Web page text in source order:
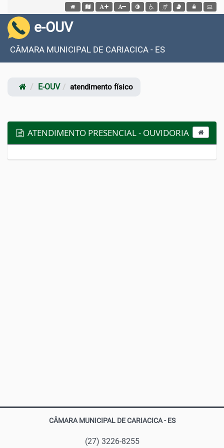
Acessar página inicial do site
Acessar o mapa do site
Ação para aumentar tamanho da fonte do site
Ação para diminuir tamanho da fonte do site
Ação para aplicar auto contraste no site
Acessar página sobre
Acessar página sobre NVDA
Acessar página sobre
Acessar Intranet
e-OUV
CÂMARA MUNICIPAL DE CARIACICA - ES
E-OUV atendimento físico
ATENDIMENTO PRESENCIAL - OUVIDORIA
CÂMARA MUNICIPAL DE CARIACICA - ES
(27) 3226-8255